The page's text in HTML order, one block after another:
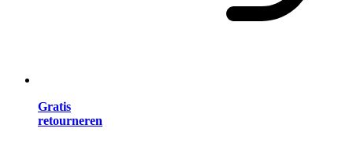
Gratis
retourneren